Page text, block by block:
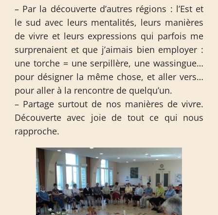
– Par la découverte d’autres régions : l’Est et
le sud avec leurs mentalités, leurs manières
de vivre et leurs expressions qui parfois me
surprenaient et que j’aimais bien employer :
une torche = une serpillère, une wassingue…
pour désigner la même chose, et aller vers…
pour aller à la rencontre de quelqu’un.
– Partage surtout de nos manières de vivre.
Découverte avec joie de tout ce qui nous
rapproche.